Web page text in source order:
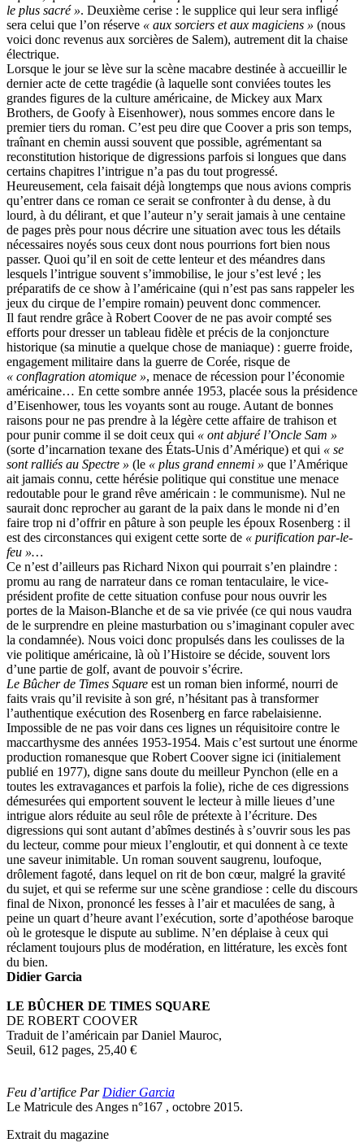
le plus sacré ». Deuxième cerise : le supplice qui leur sera infligé
sera celui que l’on réserve « aux sorciers et aux magiciens » (nous
voici donc revenus aux sorcières de Salem), autrement dit la chaise
électrique.
Lorsque le jour se lève sur la scène macabre destinée à accueillir le
dernier acte de cette tragédie (à laquelle sont conviées toutes les
grandes figures de la culture américaine, de Mickey aux Marx
Brothers, de Goofy à Eisenhower), nous sommes encore dans le
premier tiers du roman. C’est peu dire que Coover a pris son temps,
traînant en chemin aussi souvent que possible, agrémentant sa
reconstitution historique de digressions parfois si longues que dans
certains chapitres l’intrigue n’a pas du tout progressé.
Heureusement, cela faisait déjà longtemps que nous avions compris
qu’entrer dans ce roman ce serait se confronter à du dense, à du
lourd, à du délirant, et que l’auteur n’y serait jamais à une centaine
de pages près pour nous décrire une situation avec tous les détails
nécessaires noyés sous ceux dont nous pourrions fort bien nous
passer. Quoi qu’il en soit de cette lenteur et des méandres dans
lesquels l’intrigue souvent s’immobilise, le jour s’est levé ; les
préparatifs de ce show à l’américaine (qui n’est pas sans rappeler les
jeux du cirque de l’empire romain) peuvent donc commencer.
Il faut rendre grâce à Robert Coover de ne pas avoir compté ses
efforts pour dresser un tableau fidèle et précis de la conjoncture
historique (sa minutie a quelque chose de maniaque) : guerre froide,
engagement militaire dans la guerre de Corée, risque de
« conflagration atomique », menace de récession pour l’économie
américaine… En cette sombre année 1953, placée sous la présidence
d’Eisenhower, tous les voyants sont au rouge. Autant de bonnes
raisons pour ne pas prendre à la légère cette affaire de trahison et
pour punir comme il se doit ceux qui « ont abjuré l’Oncle Sam »
(sorte d’incarnation texane des États-Unis d’Amérique) et qui « se
sont ralliés au Spectre » (le « plus grand ennemi » que l’Amérique
ait jamais connu, cette hérésie politique qui constitue une menace
redoutable pour le grand rêve américain : le communisme). Nul ne
saurait donc reprocher au garant de la paix dans le monde ni d’en
faire trop ni d’offrir en pâture à son peuple les époux Rosenberg : il
est des circonstances qui exigent cette sorte de « purification par-le-
feu »…
Ce n’est d’ailleurs pas Richard Nixon qui pourrait s’en plaindre :
promu au rang de narrateur dans ce roman tentaculaire, le vice-
président profite de cette situation confuse pour nous ouvrir les
portes de la Maison-Blanche et de sa vie privée (ce qui nous vaudra
de le surprendre en pleine masturbation ou s’imaginant copuler avec
la condamnée). Nous voici donc propulsés dans les coulisses de la
vie politique américaine, là où l’Histoire se décide, souvent lors
d’une partie de golf, avant de pouvoir s’écrire.
Le Bûcher de Times Square est un roman bien informé, nourri de
faits vrais qu’il revisite à son gré, n’hésitant pas à transformer
l’authentique exécution des Rosenberg en farce rabelaisienne.
Impossible de ne pas voir dans ces lignes un réquisitoire contre le
maccarthysme des années 1953-1954. Mais c’est surtout une énorme
production romanesque que Robert Coover signe ici (initialement
publié en 1977), digne sans doute du meilleur Pynchon (elle en a
toutes les extravagances et parfois la folie), riche de ces digressions
démesurées qui emportent souvent le lecteur à mille lieues d’une
intrigue alors réduite au seul rôle de prétexte à l’écriture. Des
digressions qui sont autant d’abîmes destinés à s’ouvrir sous les pas
du lecteur, comme pour mieux l’engloutir, et qui donnent à ce texte
une saveur inimitable. Un roman souvent saugrenu, loufoque,
drôlement fagoté, dans lequel on rit de bon cœur, malgré la gravité
du sujet, et qui se referme sur une scène grandiose : celle du discours
final de Nixon, prononcé les fesses à l’air et maculées de sang, à
peine un quart d’heure avant l’exécution, sorte d’apothéose baroque
où le grotesque le dispute au sublime. N’en déplaise à ceux qui
réclament toujours plus de modération, en littérature, les excès font
du bien.
Didier Garcia
LE BÛCHER DE TIMES SQUARE
DE ROBERT COOVER
Traduit de l’américain par Daniel Mauroc,
Seuil, 612 pages, 25,40 €
Feu d’artifice ParDidier Garcia
Le Matricule des Anges n°167 , octobre 2015.
Extrait du magazine